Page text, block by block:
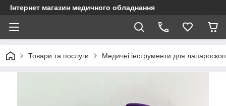
Інтернет магазин медичного обладнання
Товари та послуги Медичні інструменти для